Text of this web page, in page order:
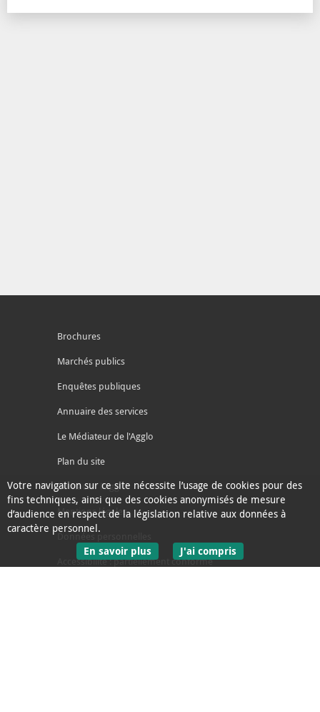
Votre navigation sur ce site nécessite l’usage de cookies pour des
fins techniques, ainsi que des cookies anonymisés de mesure
d’audience en respect de la législation relative aux données à
caractère personnel.
En savoir plussur les données personnelles
J'ai compris
le message
Brochures
Marchés publics
Enquêtes publiques
Annuaire des services
Le Médiateur de l'Agglo
Plan du site
Contacter l'agglo
Mentions légales
Accessibilité : partiellement conforme